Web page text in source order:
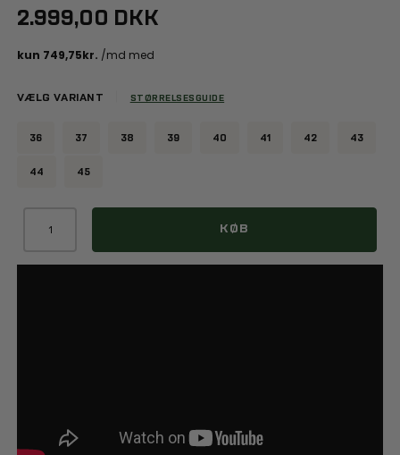
2.999,00 DKK
VÆLG VARIANT STØRRELSESGUIDE
36 37 38 39 40 41 42 43
44 45
KØB